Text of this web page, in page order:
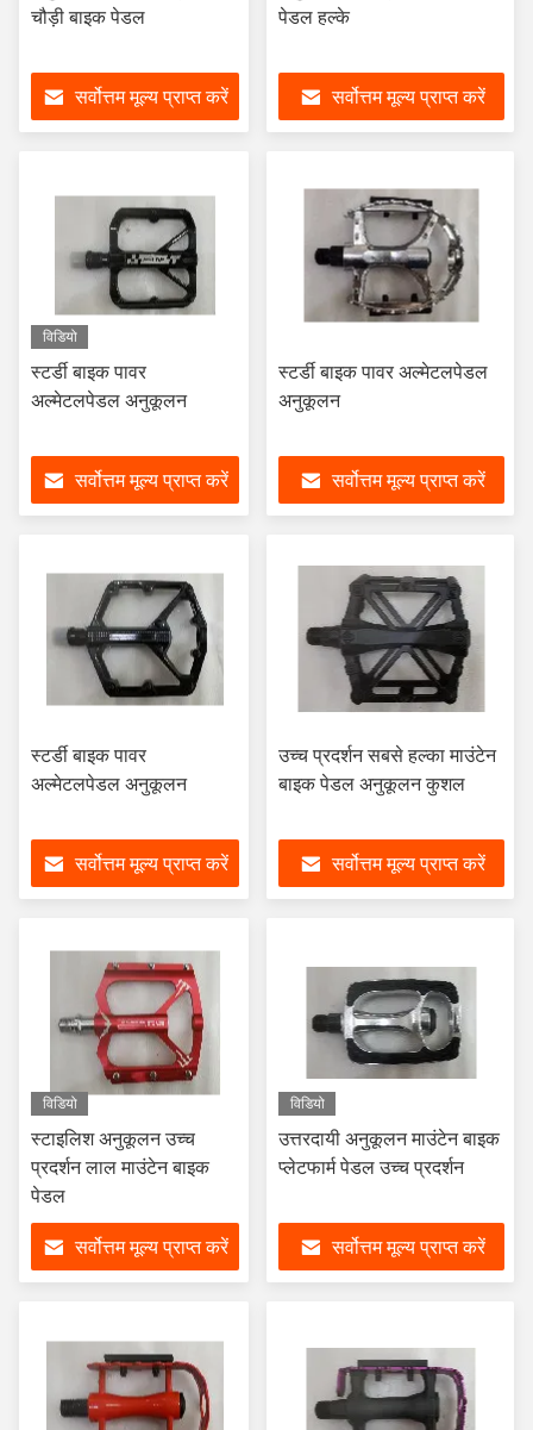
चौड़ी बाइक पेडल
सर्वोत्तम मूल्य प्राप्त करें
पेडल हल्के
सर्वोत्तम मूल्य प्राप्त करें
विडियो
स्टर्डी बाइक पावर
अल्मेटलपेडल अनुकूलन
सर्वोत्तम मूल्य प्राप्त करें
स्टर्डी बाइक पावर अल्मेटलपेडल
अनुकूलन
सर्वोत्तम मूल्य प्राप्त करें
स्टर्डी बाइक पावर
अल्मेटलपेडल अनुकूलन
सर्वोत्तम मूल्य प्राप्त करें
उच्च प्रदर्शन सबसे हल्का माउंटेन
बाइक पेडल अनुकूलन कुशल
सर्वोत्तम मूल्य प्राप्त करें
विडियो
स्टाइलिश अनुकूलन उच्च
प्रदर्शन लाल माउंटेन बाइक
पेडल
सर्वोत्तम मूल्य प्राप्त करें
विडियो
उत्तरदायी अनुकूलन माउंटेन बाइक
प्लेटफार्म पेडल उच्च प्रदर्शन
सर्वोत्तम मूल्य प्राप्त करें